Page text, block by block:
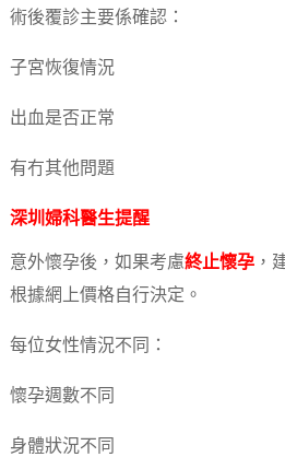
術後覆診主要係確認：
子宮恢復情況
出血是否正常
有冇其他問題
深圳婦科醫生提醒
意外懷孕後，如果考慮終止懷孕，
根據網上價格自行決定。
每位女性情況不同：
懷孕週數不同
身體狀況不同